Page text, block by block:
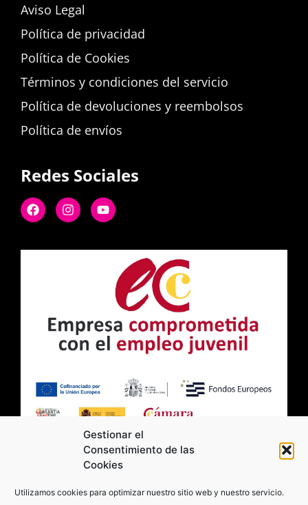
Gestionar el
Consentimiento de las
Cookies
Utilizamos cookies para optimizar nuestro sitio web y nuestro servicio.
Aviso Legal
Política de privacidad
Política de Cookies
Términos y condiciones del servicio
Política de devoluciones y reembolsos
Política de envíos
Redes Sociales
2026 Moviltick technologies. Todos los